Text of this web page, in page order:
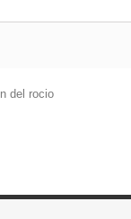
del rocio